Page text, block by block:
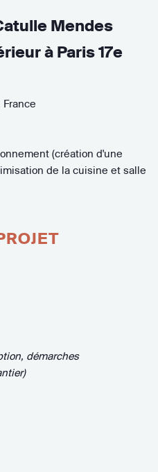
Mendes
à Paris 17e
France
(création d'une
de la cuisine et salle
démarches